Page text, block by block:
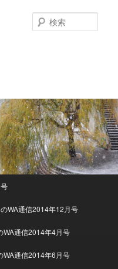
索
WA通信2014年12月号
WA通信2014年4月号
WA通信2014年6月号